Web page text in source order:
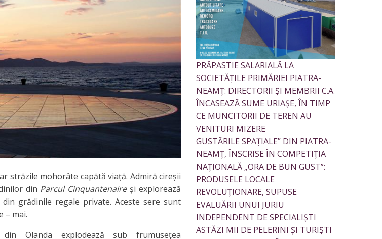
străzile mohorâte capătă viață. Admiră cireșii
din Parcul Cinquantenaireși explorează
grădinile regale private. Aceste sere sunt
– mai.
Olanda explodează sub frumuseţea
PRĂPASTIE SALARIALĂ LA
SOCIETĂȚILE PRIMĂRIEI PIATRA-
NEAMȚ: DIRECTORII ȘI MEMBRII C.A.
ÎNCASEAZĂ SUME URIAȘE, ÎN TIMP
CE MUNCITORII DE TEREN AU
VENITURI MIZERE
GUSTĂRILE SPAȚIALE” DIN PIATRA-
NEAMȚ, ÎNSCRISE ÎN COMPETIȚIA
NAȚIONALĂ „ORA DE BUN GUST”:
PRODUSELE LOCALE
REVOLUȚIONARE, SUPUSE
EVALUĂRII UNUI JURIU
INDEPENDENT DE SPECIALIȘTI
ASTĂZI MII DE PELERINI ȘI TURIȘTI